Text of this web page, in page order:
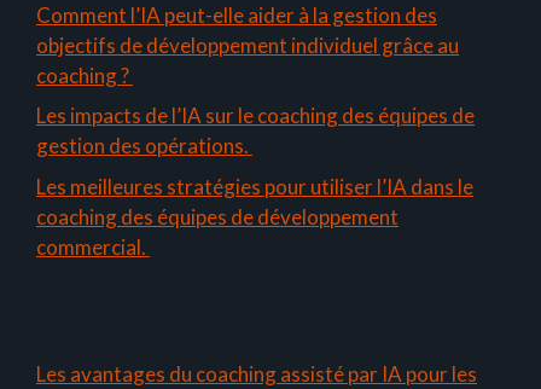
Comment l’IA peut-elle aider à la gestion des
objectifs de développement individuel grâce au
coaching ?
Les impacts de l’IA sur le coaching des équipes de
gestion des opérations.
Les meilleures stratégies pour utiliser l’IA dans le
coaching des équipes de développement
commercial.
Les avantages du coaching assisté par IA pour les